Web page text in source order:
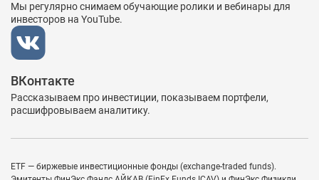
Мы регулярно снимаем обучающие ролики и вебинары для
инвесторов на YouTube.
ВКонтакте
Рассказываем про инвестиции, показываем портфели,
расшифровываем аналитику.
ETF — биржевые инвестиционные фонды (exchange-traded funds).